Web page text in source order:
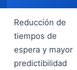
Reducción de
tiempos de
espera y mayor
predictibilidad